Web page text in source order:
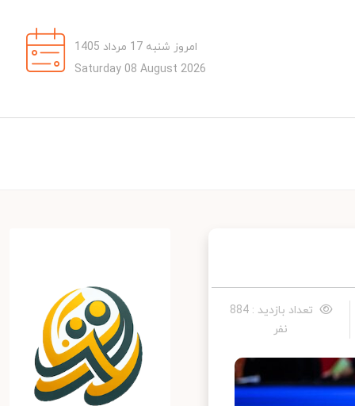
امروز شنبه 17 مرداد 1405
Saturday 08 August 2026
تعداد بازدید : 884
نفر